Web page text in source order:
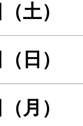
（土）
（日）
（月）